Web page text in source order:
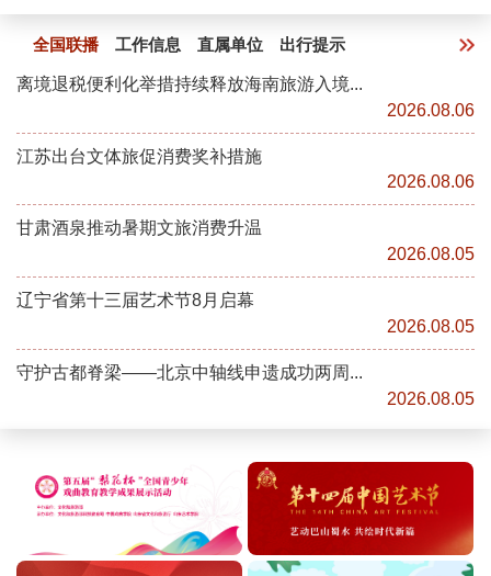
全国联播 工作信息 直属单位 出行提示
离境退税便利化举措持续释放海南旅游入境...
2026.08.06
江苏出台文体旅促消费奖补措施
2026.08.06
甘肃酒泉推动暑期文旅消费升温
2026.08.05
辽宁省第十三届艺术节8月启幕
2026.08.05
守护古都脊梁——北京中轴线申遗成功两周...
2026.08.05